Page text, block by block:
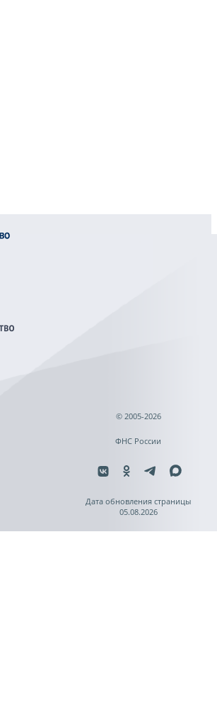
© 2005-2026
ФНС России
Дата обновления страницы
05.08.2026